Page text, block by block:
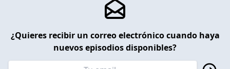
¿Quieres recibir un correo electrónico cuando haya
nuevos episodios disponibles?